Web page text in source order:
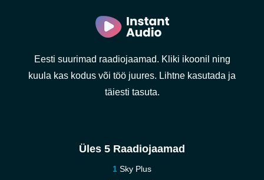
Eesti suurimad raadiojaamad. Kliki ikoonil ning
kuula kas kodus või töö juures. Lihtne kasutada ja
täiesti tasuta.
Üles 5 Raadiojaamad
Sky Plus